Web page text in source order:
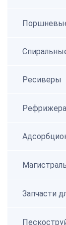
Ресиверы
Запчасти